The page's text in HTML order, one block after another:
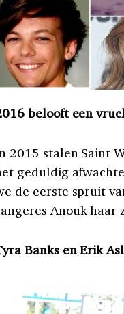
belooft een
2015 stalen Saint
geduldig
de eerste spruit
Anouk haar
Banks en Erik